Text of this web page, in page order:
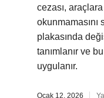
cezası, araçlara
okunmamasını
plakasında
tanımlanır ve
uygulanır.
Ocak 12, 2026